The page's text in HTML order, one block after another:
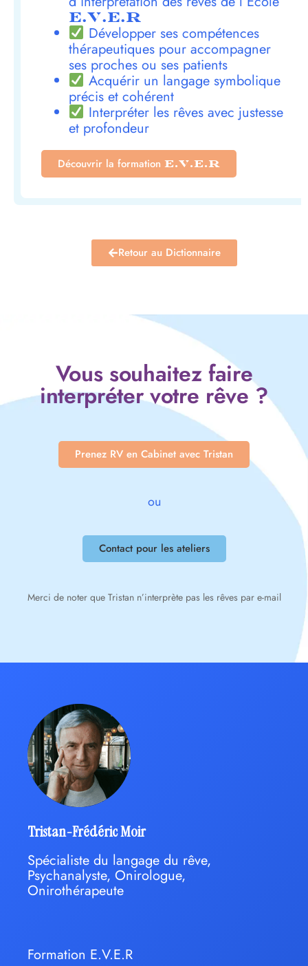
E.V.E.R
Développer ses compétences
thérapeutiques pour accompagner
ses proches ou ses patients
Acquérir un langage symbolique
précis et cohérent
Interpréter les rêves avec justesse
et profondeur
Découvrir la formation E.V.E.R
Retour au Dictionnaire
Vous souhaitez faire
interpréter votre rêve ?
Prenez RV en Cabinet avec Tristan
ou
Contact pour les ateliers
Merci de noter que Tristan n’interprète pas les rêves par e-mail
Tristan-Frédéric Moir
Spécialiste du langage du rêve,
Psychanalyste, Onirologue,
Onirothérapeute
Formation E.V.E.R